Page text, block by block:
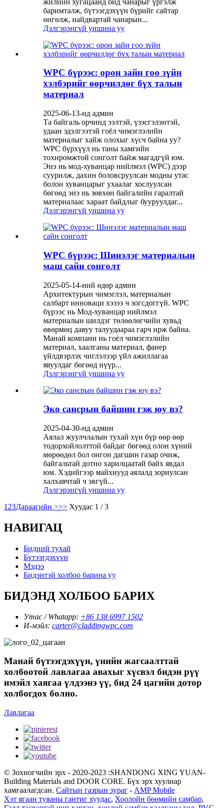
баримталж, бүтээгдэхүүн бүрийг сайтар
өнгөлж, найдвартай чанарын...
Дэлгэрэнгүй уншина уу
WPC бүрээс: орон зайн гоо зүйн
хэлбэрийг өөрчилдөг бүх талын
материал
2025-06-13-нд админ
Та байгаль орчинд ээлтэй, үзэсгэлэнтэй,
удаан эдэлгээтэй гоёл чимэглэлийн
материалыг хайж олохыг хүсч байна уу?
WPC бүрхүүл нь таны хамгийн
тохиромжтой сонголт байж магадгүй юм.
Энэ нь мод-хуванцар нийлмэл (WPC) дээр
суурилж, дахин боловсруулсан модны утас
болон хуванцарыг ухаалаг хослуулсан
бөгөөд энэ нь зөвхөн байгалийн гаралтай
материалаас хараат байдлыг бууруулдаг...
Дэлгэрэнгүй уншина уу
WPC бүрээс: Шинэлэг материалын
маш сайн сонголт
2025-05-14-ний өдөр админ
Архитектурын чимэглэл, материалын
салбарт инноваци хэзээ ч зогсдоггүй. WPC
бүрээс нь Мод-хуванцар нийлмэл
материалын шилдэг төлөөлөгчийн хувьд
өвөрмөц давуу талуудаараа гарч ирж байна.
Манай компани нь гоёл чимэглэлийн
материал, хаалганы материал, фанер
үйлдвэрлэх чиглэлээр үйл ажиллагаа
явуулдаг бөгөөд нүүр...
Дэлгэрэнгүй уншина уу
Эко сансрын байшин гэж юу вэ?
2025-04-30-нд админ
Аялал жуулчлалын тухай хүн бүр өөр өөр
тодорхойлолттой байдаг бөгөөд олон хүний ​​
мөрөөдөл бол онгон дагшин газар очиж,
байгальтай дотно харилцаатай байх явдал
юм. Хэдийгээр майхнууд аялалд зориулсан
халхавчтай ч эвгүй...
Дэлгэрэнгүй уншина уу
1 23Дараагийн >>> Хуудас 1 / 3
НАВИГАЦ
Бидний тухай
Бүтээгдэхүүн
Мэдээ
Бидэнтэй холбоо барина уу
БИДЭНД ХОЛБОО БАРИХ
Утас / Whatapp: +86 138 6997 1502
И-мэйл: carter@claddingwpc.com
Манай бүтээгдэхүүн, үнийн жагсаалттай
холбоотой лавлагаа авахыг хүсвэл бидэн рүү
имэйл хаягаа үлдээнэ үү, бид 24 цагийн дотор
холбогдох болно.
Лавлагаа
© Зохиогчийн эрх - 2020-2023 :SHANDONG XING YUAN-
Building Materials and DOOR CORE. Бүх эрх хуулиар
хамгаалагдсан. Сайтын газрын зураг - AMP Mobile
Хэт ягаан туяаны гантиг хуудас, Хоолойн бөөмийн самбар,